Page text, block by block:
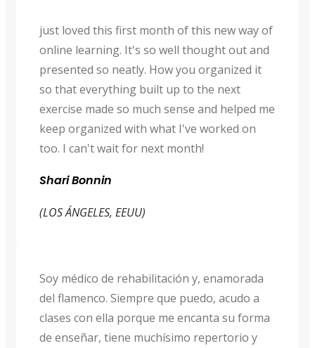
just loved this first month of this new way of
online learning. It's so well thought out and
presented so neatly. How you organized it
so that everything built up to the next
exercise made so much sense and helped me
keep organized with what I've worked on
too. I can't wait for next month!
Shari Bonnin
(LOS ÁNGELES, EEUU)
Soy médico de rehabilitación y, enamorada
del flamenco. Siempre que puedo, acudo a
clases con ella porque me encanta su forma
de enseñar, tiene muchísimo repertorio y